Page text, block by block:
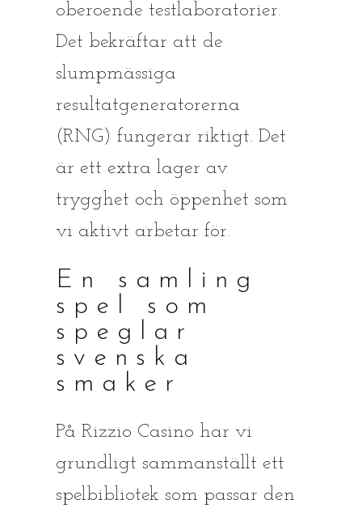
oberoende testlaboratorier.
Det bekräftar att de
slumpmässiga
resultatgeneratorerna
(RNG) fungerar riktigt. Det
är ett extra lager av
trygghet och öppenhet som
vi aktivt arbetar för.
En samling
spel som
speglar
svenska
smaker
På Rizzio Casino har vi
grundligt sammanställt ett
spelbibliotek som passar den